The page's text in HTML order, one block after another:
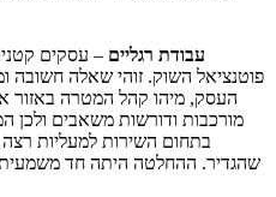
עבודת רגליים – עסקים
פוטנציאל השוק. זוהי שאלה
העסק, מיהו קהל המטרה באזור
מורכבות ודורשות משאבים ולכן
בתחום השירות למעליות
שהגדיר. ההחלטה היתה חד משמעית